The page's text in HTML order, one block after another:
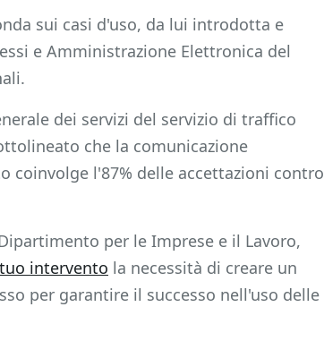
sui casi d'uso, da lui introdotta e
e Amministrazione Elettronica del
dei servizi del servizio di traffico
che la comunicazione
coinvolge l'87% delle accettazioni contro
per le Imprese e il Lavoro,
intervento la necessità di creare un
per garantire il successo nell'uso delle